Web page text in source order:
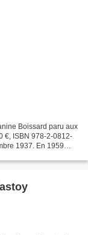
Boissard paru aux
€, ISBN 978-2-0812-
1937. En 1959